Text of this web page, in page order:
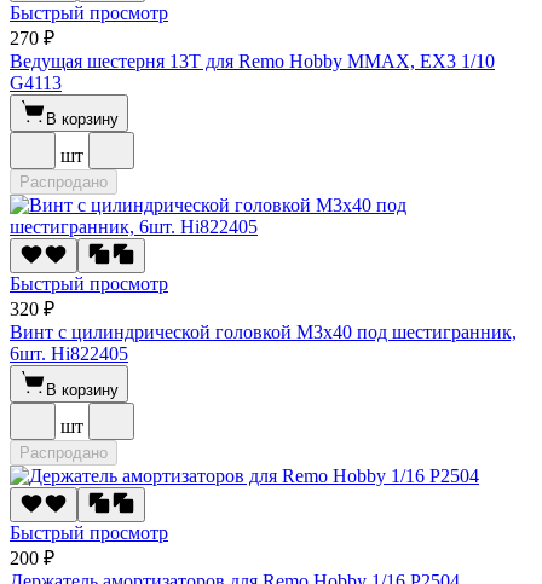
Быстрый просмотр
270 ₽
Ведущая шестерня 13T для Remo Hobby MMAX, EX3 1/10
G4113
В корзину
шт
Распродано
Быстрый просмотр
320 ₽
Винт с цилиндрической головкой M3x40 под шестигранник,
6шт. Hi822405
В корзину
шт
Распродано
Быстрый просмотр
200 ₽